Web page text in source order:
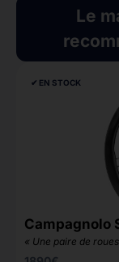
Le
✔︎ EN STOCK
Campagnolo
« Une paire de